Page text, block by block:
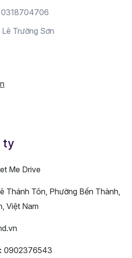
0318704706
Lê Trường Sơn
ty
Me Drive
Thánh Tôn, Phường Bến Thành,
Việt Nam
0902376543